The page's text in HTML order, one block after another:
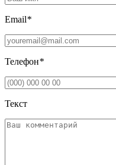
Email*
Телефон*
Текст